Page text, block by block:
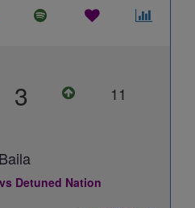
3 11
Baila
Detuned Nation